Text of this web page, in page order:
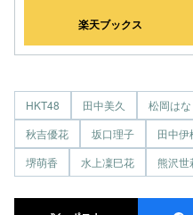
楽天ブックス
HKT48 田中美久 松岡はな
秋吉優花
坂口理子 田中伊
堺萌香
水上凜巳花 熊沢世